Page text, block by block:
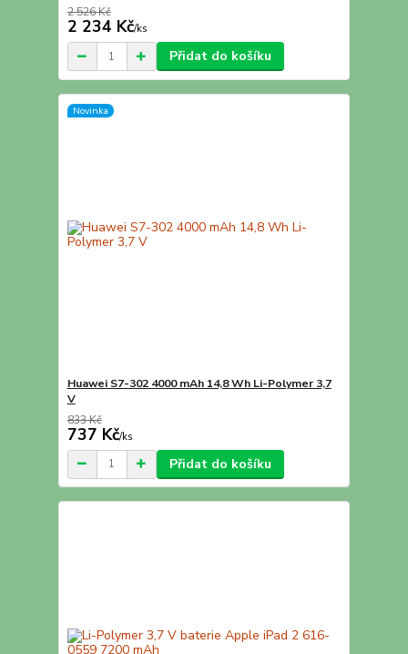
2 526 Kč
2 234 Kč/ks
Přidat do košíku
Novinka
Huawei S7-302 4000 mAh 14,8 Wh Li-Polymer 3,7
V
833 Kč
737 Kč/ks
Přidat do košíku